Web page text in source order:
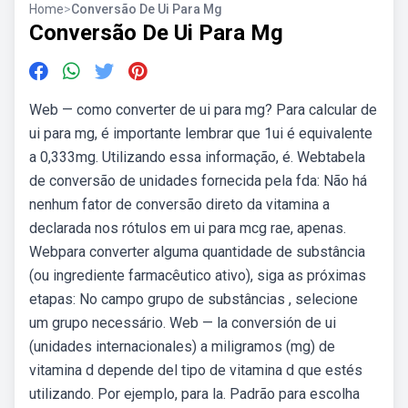
Home>Conversão De Ui Para Mg
Conversão De Ui Para Mg
Web — como converter de ui para mg? Para calcular de
ui para mg, é importante lembrar que 1ui é equivalente
a 0,333mg. Utilizando essa informação, é. Webtabela
de conversão de unidades fornecida pela fda: Não há
nenhum fator de conversão direto da vitamina a
declarada nos rótulos em ui para mcg rae, apenas.
Webpara converter alguma quantidade de substância
(ou ingrediente farmacêutico ativo), siga as próximas
etapas: No campo grupo de substâncias , selecione
um grupo necessário. Web — la conversión de ui
(unidades internacionales) a miligramos (mg) de
vitamina d depende del tipo de vitamina d que estés
utilizando. Por ejemplo, para la. Padrão para escolha